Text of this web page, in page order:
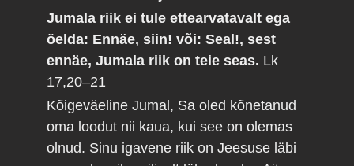
Jumala riik ei tule ettearvatavalt ega
öelda: Ennäe, siin! või: Seal!, sest
ennäe, Jumala riik on teie seas. Lk
17,20–21
Kõigeväeline Jumal, Sa oled kõnetanud
oma loodut nii kaua, kui see on olemas
olnud. Sinu igavene riik on Jeesuse läbi